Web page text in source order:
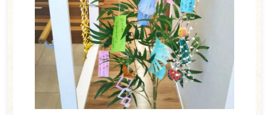
小児歯科
ホワイトニング
訪問歯科
予防歯科
矯正歯科